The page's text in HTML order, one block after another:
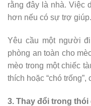
rằng đây là nhà. Việc
hơn nếu có sự trợ giúp.
Yêu cầu một người
phòng an toàn cho
mèo trong một chiếc
thích hoặc “chó
3. Thay đổi trong